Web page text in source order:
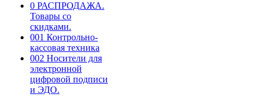
0 РАСПРОДАЖА.
Товары со
скидками.
001 Контрольно-
кассовая техника
002 Носители для
электронной
цифровой подписи
и ЭДО.